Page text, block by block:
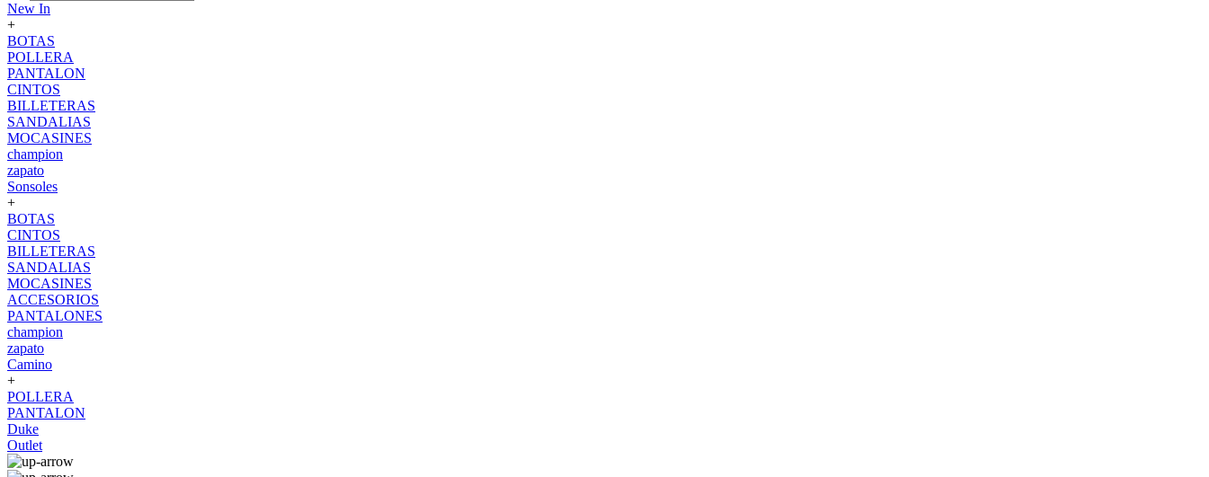
New In
+
BOTAS
POLLERA
PANTALON
CINTOS
BILLETERAS
SANDALIAS
MOCASINES
champion
zapato
Sonsoles
+
BOTAS
CINTOS
BILLETERAS
SANDALIAS
MOCASINES
ACCESORIOS
PANTALONES
champion
zapato
Camino
+
POLLERA
PANTALON
Duke
Outlet